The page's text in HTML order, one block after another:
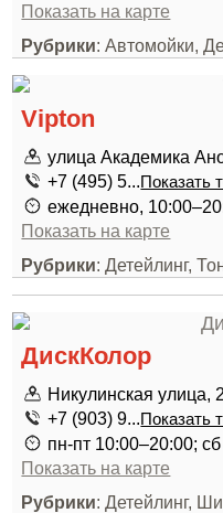
Показать на карте
Рубрики: Автомойки,
Vipton
улица Академика
+7 (495) 5...Показать
ежедневно,
Показать на карте
Рубрики: Детейлинг,
ДискКолор
Никулинская улица,
+7 (903) 9...Показать
пн-пт 10:00–20:00;
Показать на карте
Рубрики: Детейлинг,